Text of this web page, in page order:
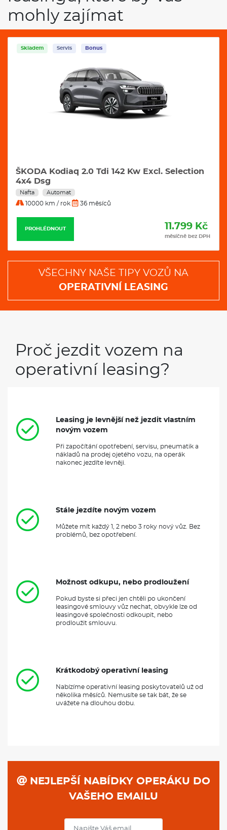
mohly zajímat
Servis Bonus
VW Tayron 2,0 Tdi 142 kW 4motion R-Line
DSG automat
Nafta Automat
10000 km / rok 36 měsíců
PROHLÉDNOUT 11.989 Kč
měsíčně bez DPH
VŠECHNY NAŠE TIPY VOZŮ NA
OPERATIVNÍ LEASING
Proč jezdit vozem na
operativní leasing?
Leasing je levnější než jezdit vlastním
novým vozem
Při započítání opotřebení, servisu, pneumatik a
nákladů na prodej ojetého vozu, na operák
nakonec jezdíte levněji.
Stále jezdíte novým vozem
Můžete mít každý 1, 2 nebo 3 roky nový vůz. Bez
problémů, bez opotřebení.
Možnost odkupu, nebo prodloužení
Pokud byste si přeci jen chtěli po ukončení
leasingové smlouvy vůz nechat, obvykle lze od
leasingové společnosti odkoupit, nebo
prodloužit smlouvu.
Krátkodobý operativní leasing
Nabízíme operativní leasing poskytovatelů už od
několika měsíců. Nemusíte se tak bát, že se
uvážete na dlouhou dobu.
NEJLEPŠÍ NABÍDKY OPERÁKU DO
VAŠEHO EMAILU